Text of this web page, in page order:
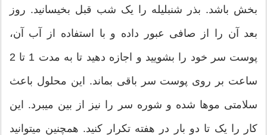
بخش باشد. بذر شنبلیله را یک شب قبل بخیسانید. روز
بعد آن را از صافی عبور داده و با استفاده از آب آن،
پوست سر خود را بشویید و اجازه دهید تا به مدت 1 تا 2
ساعت بر روی پوست سر باقی بماند. این محلول باعث
سلامتی موها شده و شوره سر را نیز از بین می­برد. این
کار را یک تا دو بار در هفته تکرار کنید. همچنین می­توانید